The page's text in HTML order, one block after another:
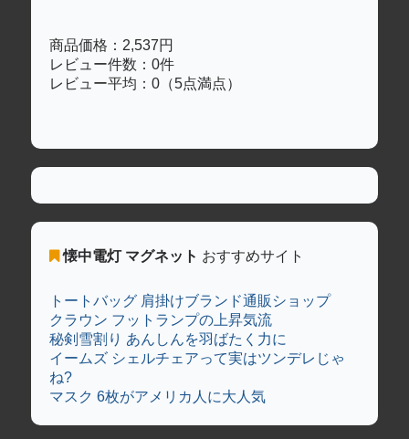
商品価格：2,537円
レビュー件数：0件
レビュー平均：0（5点満点）
懐中電灯 マグネット おすすめサイト
トートバッグ 肩掛けブランド通販ショップ
クラウン フットランプの上昇気流
秘剣雪割り あんしんを羽ばたく力に
イームズ シェルチェアって実はツンデレじゃ
ね?
マスク 6枚がアメリカ人に大人気